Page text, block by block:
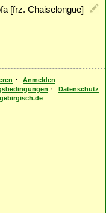
[frz. Chaiselongue]
·
Anmelden
·
Datenschutz